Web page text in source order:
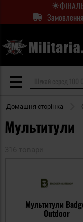
Домашня сторінка
Мультитули
Мультитули
Outdoor